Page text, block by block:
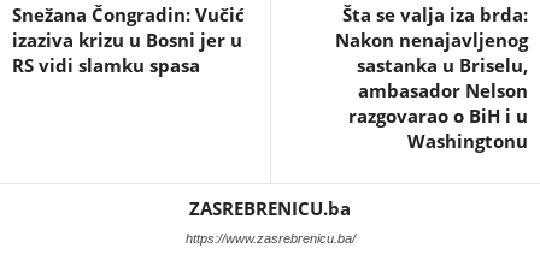
Snežana Čongradin: Vučić
izaziva krizu u Bosni jer u
RS vidi slamku spasa
Šta se valja iza brda:
Nakon nenajavljenog
sastanka u Briselu,
ambasador Nelson
razgovarao o BiH i u
Washingtonu
ZASREBRENICU.ba
https://www.zasrebrenicu.ba/